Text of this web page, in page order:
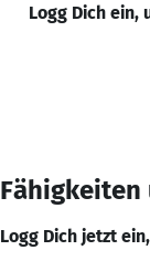
Logg Dich ein,
Logg Dich jetzt